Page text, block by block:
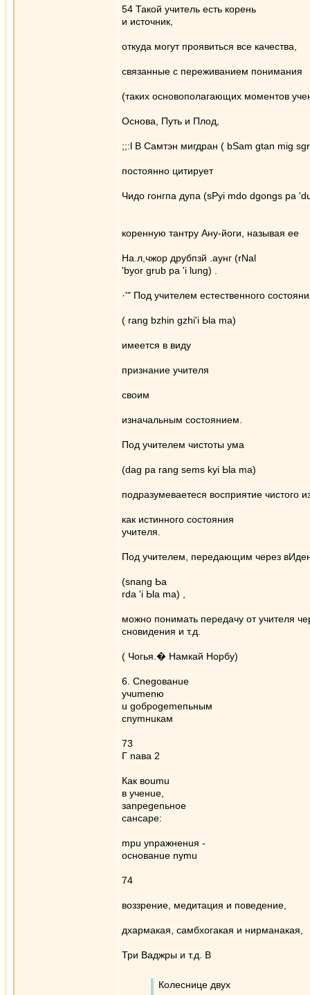
54 Такой учитель есть корень
и источник,
откуда могут проявиться все качества,
связанные с переживанием понимания
(таких основополагающих моментов
Основа, Путь и Плод,
;;:l В Самтэн мигдран ( bSam gtan mig
постоянно цитирует
Чидо гонгпа дупа (sPyi mdo dgongs ра
коренную тантру Ану-йоги, называя ее
На.л,чжор друбпзй .аунг (rNal
'byor grub ра 'i lung) .
·'" Под учителем естественного
( rang bzhin gzhi'i Ыа ma)
имеется в виду
признание учителя
своим
изначальным состоянием.
Под учителем чистоты ума
(dag ра rang sems kyi Ыа ma)
подразумеваетеcя восприятие чистого
как истинного состояния
учителя.
Под учителем, передающим через
(snang Ьа
rda 'i Ыа ma) ,
можно понимать передачу от учителя
сновидения и т.д.
( Чогья.� Намкай Норбу)
6. Cnegoвaнue
yчumenю
u gоброgеmепьным
сnуmнuкам
73
Г nава 2
Как вoumu
в ученuе,
заnреgеnьное
сансаре:
mpu уnражненuя -
основанuе nymu
74
воззрение, медитация и поведение,
дхармакая, самбхогакая и нирманакая,
Три Ваджры и т.д. В
Колеснице двух